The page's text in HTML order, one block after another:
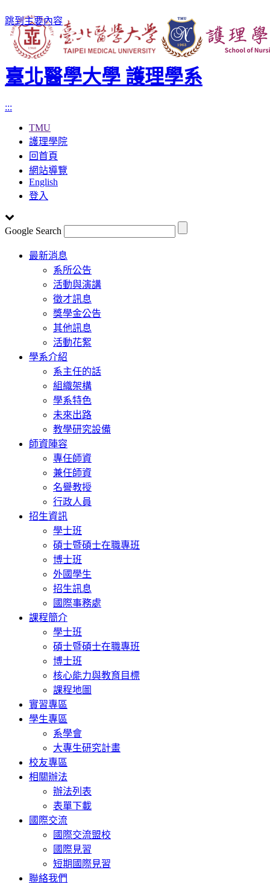
跳到主要內容
臺北醫學大學 護理學系
:::
TMU
護理學院
回首頁
網站導覽
English
登入
Google Search
Toggle
navigation
最新消息
系所公告
活動與演講
徵才訊息
獎學金公告
其他訊息
活動花絮
學系介紹
系主任的話
組織架構
學系特色
未來出路
教學研究設備
師資陣容
專任師資
兼任師資
名譽教授
行政人員
招生資訊
學士班
碩士暨碩士在職專班
博士班
外國學生
招生訊息
國際事務處
課程簡介
學士班
碩士暨碩士在職專班
博士班
核心能力與教育目標
課程地圖
實習專區
學生專區
系學會
大專生研究計畫
校友專區
相關辦法
辦法列表
表單下載
國際交流
國際交流盟校
國際見習
短期國際見習
聯絡我們